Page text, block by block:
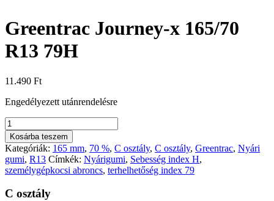
Greentrac Journey-x 165/70
R13 79H
11.490 Ft
Engedélyezett utánrendelésre
Greentrac
Journey-
x
165/70
R13
79H
mennyiség
Kosárba teszem
Kategóriák: 165 mm, 70 %, C osztály, C osztály, Greentrac, Nyári
gumi, R13 Címkék: Nyárigumi, Sebesség index H,
személygépkocsi abroncs, terhelhetőség index 79
C osztály